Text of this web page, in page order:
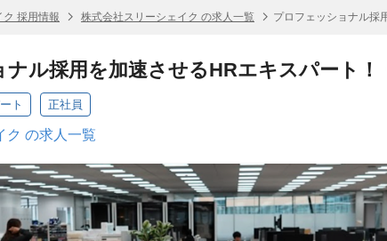
採用情報 株式会社スリーシェイク の求人一覧 プロフェッショナル採
ル採用を加速させるHRエキスパート！
ト 正社員
ク の求人一覧